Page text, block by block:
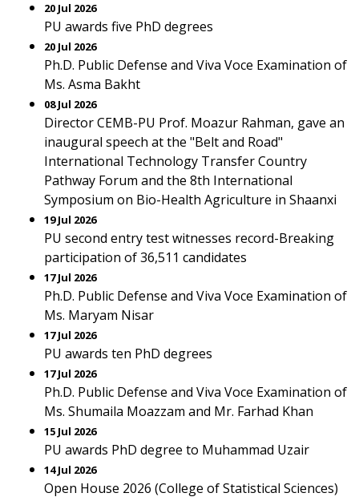
20 Jul 2026
PU awards five PhD degrees
20 Jul 2026
Ph.D. Public Defense and Viva Voce Examination of
Ms. Asma Bakht
08 Jul 2026
Director CEMB-PU Prof. Moazur Rahman, gave an
inaugural speech at the "Belt and Road"
International Technology Transfer Country
Pathway Forum and the 8th International
Symposium on Bio-Health Agriculture in Shaanxi
19 Jul 2026
PU second entry test witnesses record-Breaking
participation of 36,511 candidates
17 Jul 2026
Ph.D. Public Defense and Viva Voce Examination of
Ms. Maryam Nisar
17 Jul 2026
PU awards ten PhD degrees
17 Jul 2026
Ph.D. Public Defense and Viva Voce Examination of
Ms. Shumaila Moazzam and Mr. Farhad Khan
15 Jul 2026
PU awards PhD degree to Muhammad Uzair
14 Jul 2026
Open House 2026 (College of Statistical Sciences)